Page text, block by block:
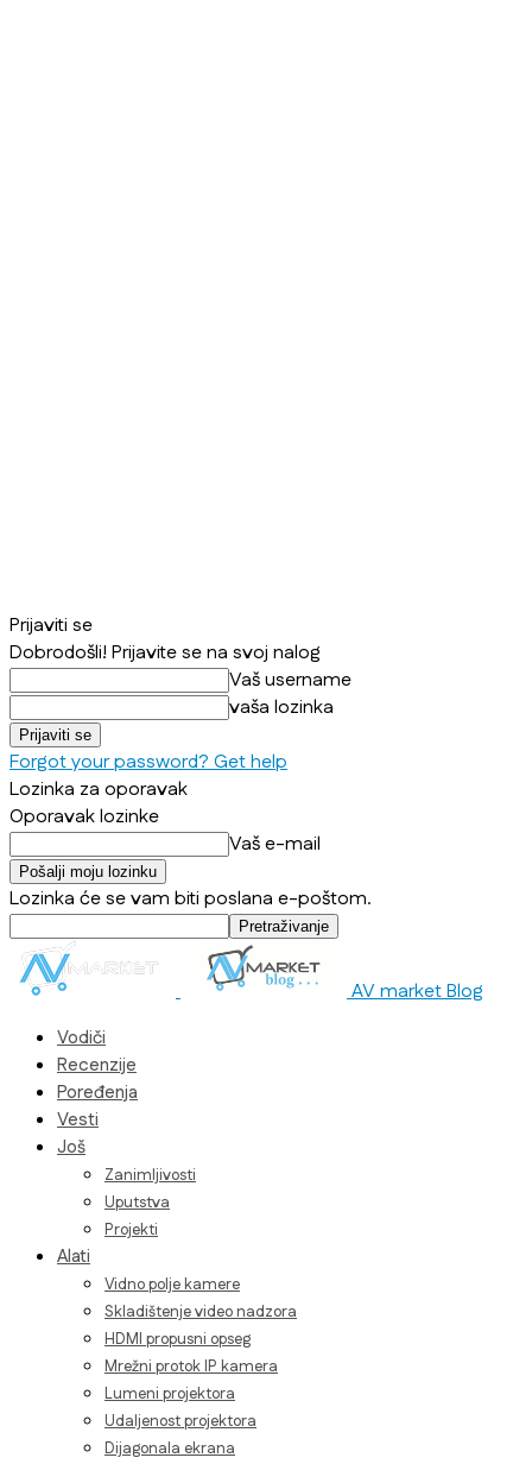
Prijaviti se
Dobrodošli! Prijavite se na svoj nalog
Vaš username
vaša lozinka
Forgot your password? Get help
Lozinka za oporavak
Oporavak lozinke
Vaš e-mail
Lozinka će se vam biti poslana e-poštom.
AV market Blog
Vodiči
Recenzije
Poređenja
Vesti
Još
Zanimljivosti
Uputstva
Projekti
Alati
Vidno polje kamere
Skladištenje video nadzora
HDMI propusni opseg
Mrežni protok IP kamera
Lumeni projektora
Udaljenost projektora
Dijagonala ekrana